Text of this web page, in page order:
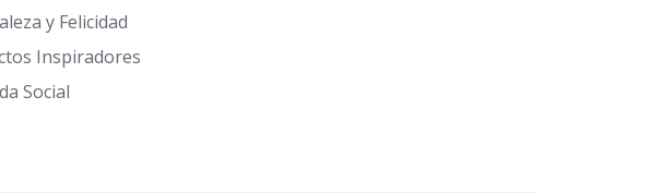
y Felicidad
Inspiradores
Social